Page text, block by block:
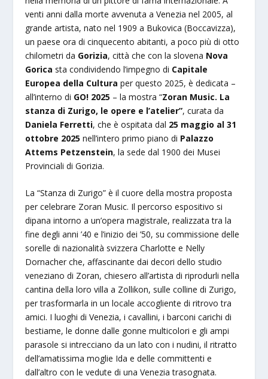
venti anni dalla morte avvenuta a Venezia nel 2005, al
grande artista, nato nel 1909 a Bukovica (Boccavizza),
un paese ora di cinquecento abitanti, a poco più di otto
chilometri da Gorizia, città che con la slovena Nova
Gorica sta condividendo l’impegno di Capitale
Europea della Cultura per questo 2025, è dedicata –
all’interno di GO! 2025 – la mostra “Zoran Music. La
stanza di Zurigo, le opere e l’atelier”, curata da
Daniela Ferretti, che è ospitata dal 25 maggio al 31
ottobre 2025 nell’intero primo piano di Palazzo
Attems Petzenstein, la sede dal 1900 dei Musei
Provinciali di Gorizia.
La “Stanza di Zurigo” è il cuore della mostra proposta
per celebrare Zoran Music. Il percorso espositivo si
dipana intorno a un’opera magistrale, realizzata tra la
fine degli anni ’40 e l’inizio dei ’50, su commissione delle
sorelle di nazionalità svizzera Charlotte e Nelly
Dornacher che, affascinante dai decori dello studio
veneziano di Zoran, chiesero all’artista di riprodurli nella
cantina della loro villa a Zollikon, sulle colline di Zurigo,
per trasformarla in un locale accogliente di ritrovo tra
amici. I luoghi di Venezia, i cavallini, i barconi carichi di
bestiame, le donne dalle gonne multicolori e gli ampi
parasole si intrecciano da un lato con i nudini, il ritratto
dell’amatissima moglie Ida e delle committenti e
dall’altro con le vedute di una Venezia trasognata.